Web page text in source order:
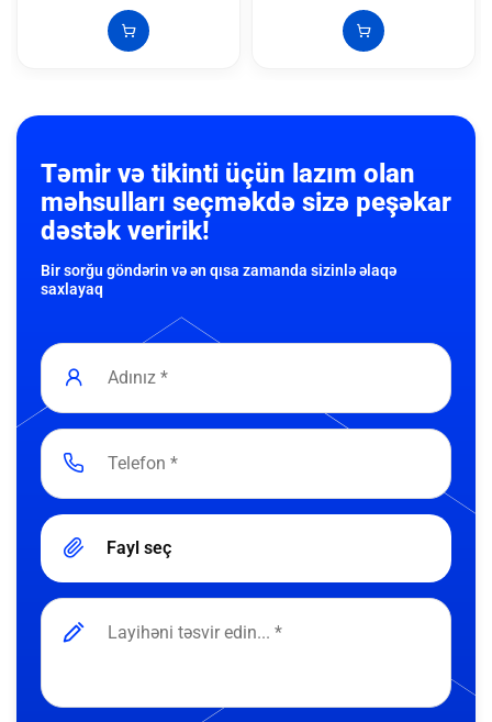
Təmir və tikinti üçün lazım olan
məhsulları seçməkdə sizə peşəkar
dəstək veririk!
Bir sorğu göndərin və ən qısa zamanda sizinlə əlaqə
saxlayaq
Fayl seç